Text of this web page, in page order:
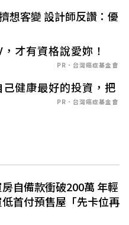
想客變 設計師反讚：優
才有資格說愛妳！
PR．台灣癌症基金會
健康最好的投資，把
PR．台灣癌症基金會
自備款衝破200萬 年輕
首付預售屋「先卡位再